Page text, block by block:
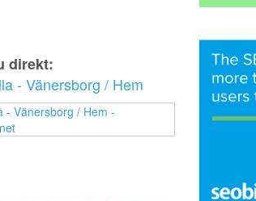
direkt:
- Vänersborg / Hem